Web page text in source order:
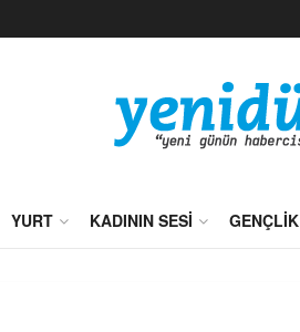
YURT KADININ SESI GENÇLIK